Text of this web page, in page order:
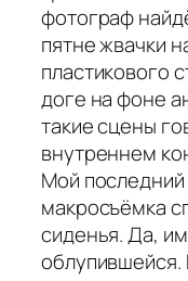
фотограф
пятне жвачки
пластикового
доге на фоне
такие сцены
внутреннем
Мой
макросъёмка
сиденья. Да,
облупившейся.